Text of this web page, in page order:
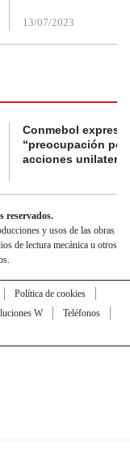
13/07/2023
Conmebol expresó
“preocupación
acciones
reservados.
y usos de las obras
de lectura mecánica u otros
Política de cookies
W
Teléfonos